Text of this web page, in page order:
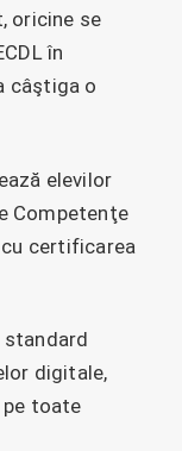
oricine se
în
câştiga o
elevilor
Competenţe
certificarea
standard
digitale,
pe toate